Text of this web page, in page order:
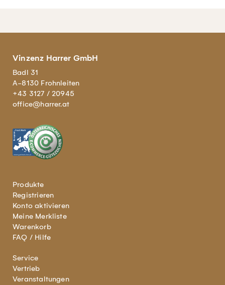
Vinzenz Harrer GmbH
Badl 31
A-8130 Frohnleiten
+43 3127 / 20945
office@harrer.at
Produkte
Registrieren
Konto aktivieren
Meine Merkliste
Warenkorb
FAQ / Hilfe
Service
Vertrieb
Veranstaltungen